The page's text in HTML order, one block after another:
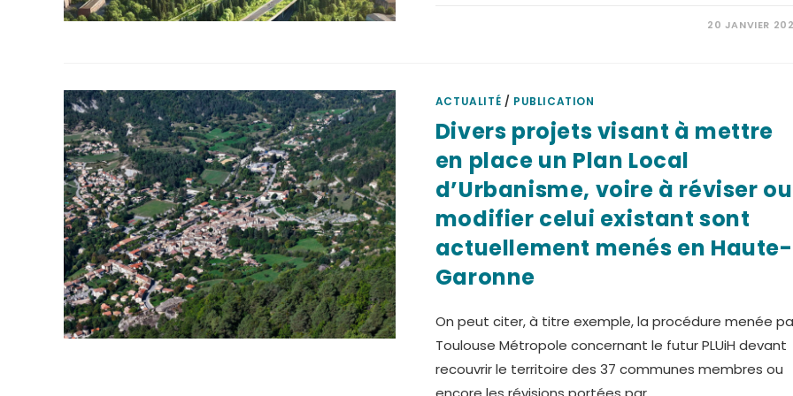
20 JANVIER
ACTUALITÉ / PUBLICATION
Divers projets visant à mettre
en place un Plan Local
d’Urbanisme, voire à réviser ou
modifier celui existant sont
actuellement menés en Haute-
Garonne
On peut citer, à titre exemple, la procédure menée
Toulouse Métropole concernant le futur PLUiH devant
recouvrir le territoire des 37 communes membres ou